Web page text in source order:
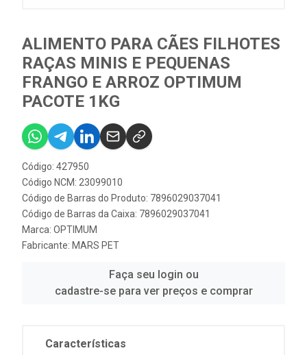
ALIMENTO PARA CÃES FILHOTES
RAÇAS MINIS E PEQUENAS
FRANGO E ARROZ OPTIMUM
PACOTE 1KG
Código: 427950
Código NCM: 23099010
Código de Barras do Produto: 7896029037041
Código de Barras da Caixa: 7896029037041
Marca: OPTIMUM
Fabricante: MARS PET
Faça seu login ou
cadastre-se para ver preços e comprar
Características